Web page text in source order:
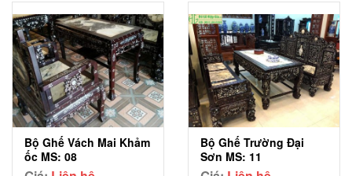
Bộ Ghế Vách Mai Khảm
ốc MS: 08
Bộ Ghế Trường Đại
Sơn MS: 11